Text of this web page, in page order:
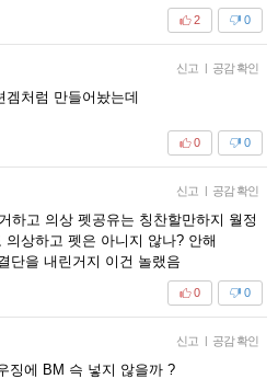
0
2
신고 | 공감 확인
처럼 만들어놨는데
0
0
신고 | 공감 확인
하고 의상 펫공유는 칭찬할만하지 월정
상하고 펫은 아니지 않나? 안해
단을 내린거지 이건 놀랬음
0
0
신고 | 공감 확인
징에 BM 슥 넣지 않을까 ?